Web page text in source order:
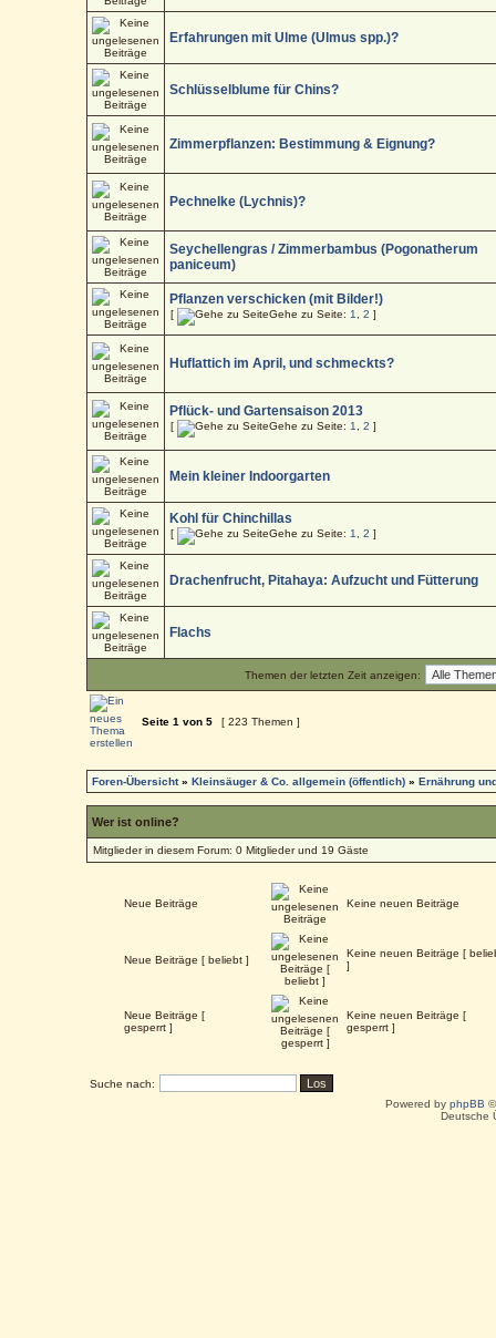
Erfahrungen mit Ulme (Ulmus spp.)?
Schlüsselblume für Chins?
Zimmerpflanzen: Bestimmung & Eignung?
Pechnelke (Lychnis)?
Seychellengras / Zimmerbambus (Pogonatherum
paniceum)
Pflanzen verschicken (mit Bilder!)
[ Gehe zu Seite: 1 ,2 ]
Huflattich im April, und schmeckts?
Pflück- und Gartensaison 2013
[ Gehe zu Seite: 1 ,2 ]
Mein kleiner Indoorgarten
Kohl für Chinchillas
[ Gehe zu Seite: 1 ,2 ]
Drachenfrucht, Pitahaya: Aufzucht und Fütterung
Flachs
Themen der letzten Zeit anzeigen:
Seite1 von5 [ 223 Themen ]
Foren-Übersicht»Kleinsäuger & Co. allgemein (öffentlich) »Ernährung
Wer ist online?
Mitglieder in diesem Forum: 0 Mitglieder und 19 Gäste
Neue Beiträge Keine neuen Beiträge
Neue Beiträge [ beliebt ]
Keine neuen Beiträge [
]
Neue Beiträge [
gesperrt ]
Keine neuen Beiträge [
gesperrt ]
Suche nach:
Powered by phpBB
Deutsche